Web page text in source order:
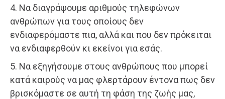
4. Να διαγράψουμε αριθμούς τηλεφώνων
ανθρώπων για τους οποίους δεν
ενδιαφερόμαστε πια, αλλά και που δεν πρόκειται
να ενδιαφερθούν κι εκείνοι για εσάς.
5. Να εξηγήσουμε στους ανθρώπους που μπορεί
κατά καιρούς να μας φλερτάρουν έντονα πως δεν
βρισκόμαστε σε αυτή τη φάση της ζωής μας,